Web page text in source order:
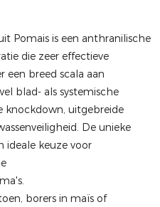
Pomais is een anthranilische
die zeer effectieve
een breed scala aan
blad- als systemische
knockdown, uitgebreide
De unieke
ideale keuze voor
borers in maïs of